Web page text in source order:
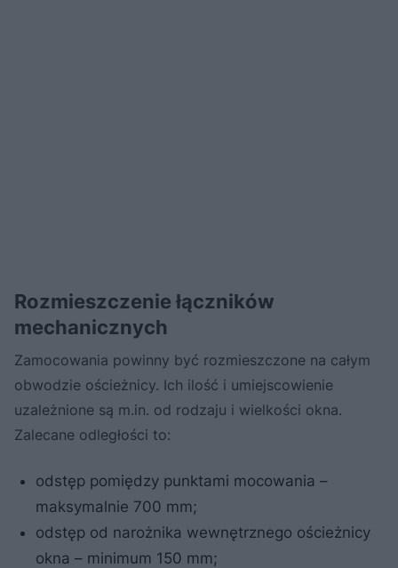
Rozmieszczenie łączników
mechanicznych
Zamocowania powinny być rozmieszczone na całym
obwodzie ościeżnicy. Ich ilość i umiejscowienie
uzależnione są m.in. od rodzaju i wielkości okna.
Zalecane odległości to:
odstęp pomiędzy punktami mocowania –
maksymalnie 700 mm;
odstęp od narożnika wewnętrznego ościeżnicy
okna – minimum 150 mm;